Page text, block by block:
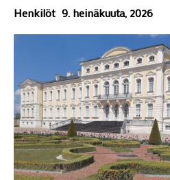
Henkilöt 9. heinäkuuta, 2026